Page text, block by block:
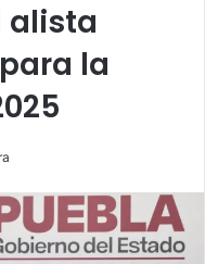
alista
la